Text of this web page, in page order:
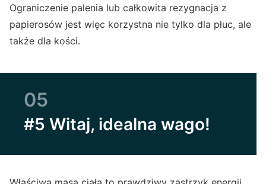
Ograniczenie palenia lub całkowita rezygnacja z
papierosów jest więc korzystna nie tylko dla płuc, ale
także dla kości.
05
#5 Witaj, idealna wago!